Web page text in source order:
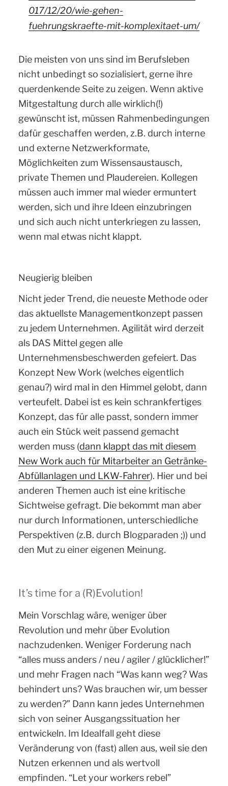
017/12/20/wie-gehen-
fuehrungskraefte-mit-komplexitaet-um/
Die meisten von uns sind im Berufsleben
nicht unbedingt so sozialisiert, gerne ihre
querdenkende Seite zu zeigen. Wenn aktive
Mitgestaltung durch alle wirklich(!)
gewünscht ist, müssen Rahmenbedingungen
dafür geschaffen werden, z.B. durch interne
und externe Netzwerkformate,
Möglichkeiten zum Wissensaustausch,
private Themen und Plaudereien. Kollegen
müssen auch immer mal wieder ermuntert
werden, sich und ihre Ideen einzubringen
und sich auch nicht unterkriegen zu lassen,
wenn mal etwas nicht klappt.
Neugierig bleiben
Nicht jeder Trend, die neueste Methode oder
das aktuellste Managementkonzept passen
zu jedem Unternehmen. Agilität wird derzeit
als DAS Mittel gegen alle
Unternehmensbeschwerden gefeiert. Das
Konzept New Work (welches eigentlich
genau?) wird mal in den Himmel gelobt, dann
verteufelt. Dabei ist es kein schrankfertiges
Konzept, das für alle passt, sondern immer
auch ein Stück weit passend gemacht
werden muss (dann klappt das mit diesem
New Work auch für Mitarbeiter an Getränke-
Abfüllanlagen und LKW-Fahrer). Hier und bei
anderen Themen auch ist eine kritische
Sichtweise gefragt. Die bekommt man aber
nur durch Informationen, unterschiedliche
Perspektiven (z.B. durch Blogparaden ;)) und
den Mut zu einer eigenen Meinung.
It’s time for a (R)Evolution!
Mein Vorschlag wäre, weniger über
Revolution und mehr über Evolution
nachzudenken. Weniger Forderung nach
“alles muss anders / neu / agiler / glücklicher!”
und mehr Fragen nach “Was kann weg? Was
behindert uns? Was brauchen wir, um besser
zu werden?” Dann kann jedes Unternehmen
sich von seiner Ausgangssituation her
entwickeln. Im Idealfall geht diese
Veränderung von (fast) allen aus, weil sie den
Nutzen erkennen und als wertvoll
empfinden. “Let your workers rebel”